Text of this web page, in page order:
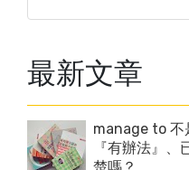
最新文章
manage to 不
『有辦法』